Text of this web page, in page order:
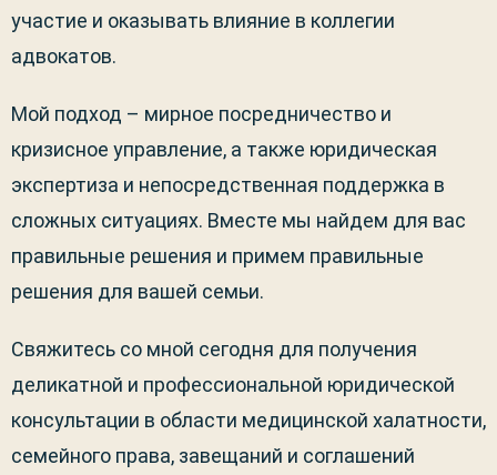
участие и оказывать влияние в коллегии
адвокатов.
Мой подход – мирное посредничество и
кризисное управление, а также юридическая
экспертиза и непосредственная поддержка в
сложных ситуациях. Вместе мы найдем для вас
правильные решения и примем правильные
решения для вашей семьи.
Свяжитесь со мной сегодня для получения
деликатной и профессиональной юридической
консультации в области медицинской халатности,
семейного права, завещаний и соглашений